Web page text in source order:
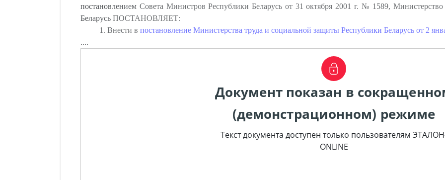
постановлением Совета Министров Республики Беларусь от 31 октября 2001 г. № 1589,
Беларусь ПОСТАНОВЛЯЕТ:
1. Внести в постановление Министерства труда и социальной защиты Республики Беларусь от 2
....
Документ показан в
(демонстрационном) режиме
Текст документа доступен только пользователям
ONLINE